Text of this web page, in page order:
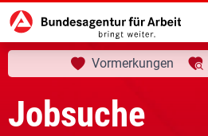
Startseite Jobsuche aktuelle Seite:
Ihre Suche
Vormerkungen
Jobsuche